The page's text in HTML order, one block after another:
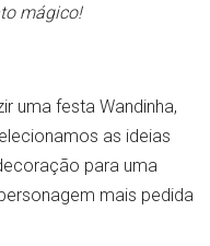
mágico!
uma festa Wandinha,
as ideias
para uma
mais pedida